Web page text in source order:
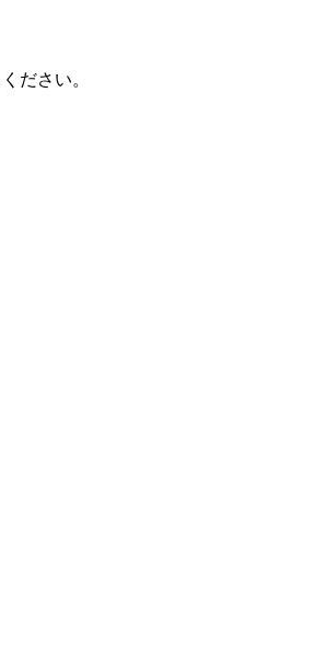
ださい。